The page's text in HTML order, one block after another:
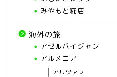
みやもと糀店
海外の旅
アゼルバイジャン
アルメニア
アルツァフ